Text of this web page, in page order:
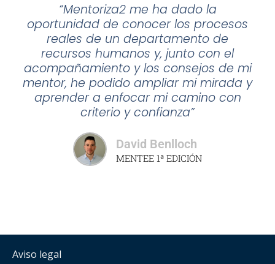
“Mentoriza2 me ha dado la
oportunidad de conocer los procesos
reales de un departamento de
recursos humanos y, junto con el
acompañamiento y los consejos de mi
mentor, he podido ampliar mi mirada y
aprender a enfocar mi camino con
criterio y confianza”
David Benlloch
MENTEE 1ª EDICIÓN
Aviso legal